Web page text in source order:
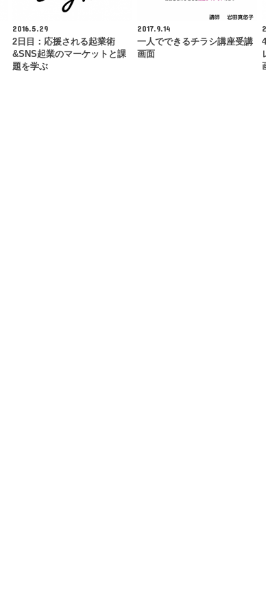
2016.5.29
2日目：応援される起業術
&SNS起業のマーケットと課
題を学ぶ
2017.9.14
一人でできるチラシ講座受講
画面